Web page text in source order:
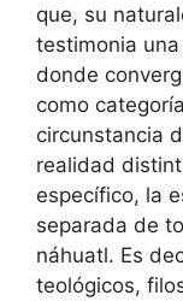
que, su
testimonia
donde
como
circunstancia
realidad
específico, la
separada de
náhuatl. Es
teológicos,